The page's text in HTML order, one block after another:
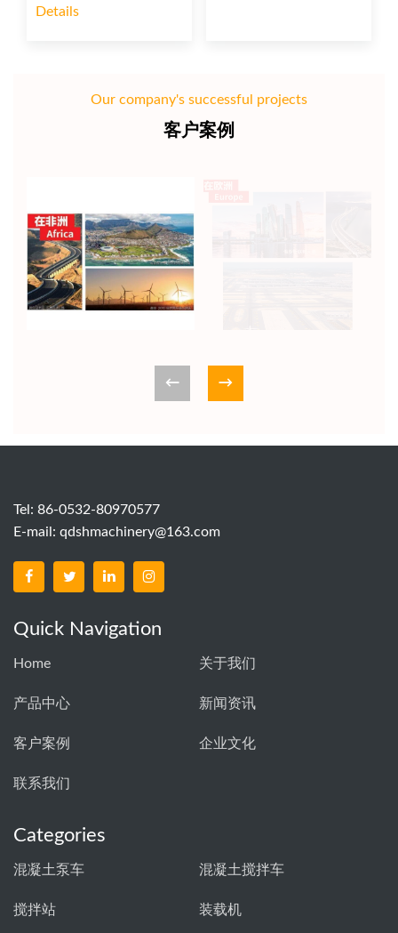
业革命与第三次能源革命
国重器必须掌握在自己手
里”“推动实现碳达峰、碳中
Details
Our company's successful projects
客户案例
Tel: 86-0532-80970577
E-mail: qdshmachinery@163.com
Quick Navigation
Home 关于我们
产品中心 新闻资讯
客户案例 企业文化
联系我们
Categories
混凝土泵车 混凝土搅拌车
搅拌站 装载机